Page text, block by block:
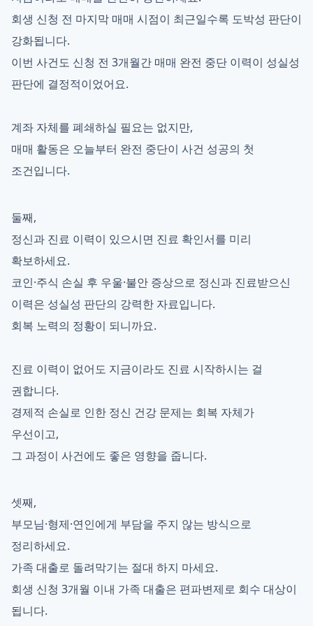
회생 신청 전 마지막 매매 시점이 최근일수록 도박성 판단이
강화됩니다.
이번 사건도 신청 전 3개월간 매매 완전 중단 이력이 성실성
판단에 결정적이었어요.
계좌 자체를 폐쇄하실 필요는 없지만,
매매 활동은 오늘부터 완전 중단이 사건 성공의 첫
조건입니다.
둘째,
정신과 진료 이력이 있으시면 진료 확인서를 미리
확보하세요.
코인·주식 손실 후 우울·불안 증상으로 정신과 진료받으신
이력은 성실성 판단의 강력한 자료입니다.
회복 노력의 정황이 되니까요.
진료 이력이 없어도 지금이라도 진료 시작하시는 걸
권합니다.
경제적 손실로 인한 정신 건강 문제는 회복 자체가
우선이고,
그 과정이 사건에도 좋은 영향을 줍니다.
셋째,
부모님·형제·연인에게 부담을 주지 않는 방식으로
정리하세요.
가족 대출로 돌려막기는 절대 하지 마세요.
회생 신청 3개월 이내 가족 대출은 편파변제로 회수 대상이
됩니다.